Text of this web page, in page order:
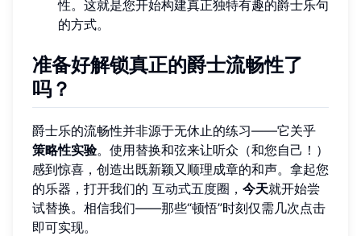
性。这就是您开始构建真正独特有趣的爵士乐句
的方式。
准备好解锁真正的爵士流畅性了
吗？
爵士乐的流畅性并非源于无休止的练习——它关乎
策略性实验。使用替换和弦来让听众（和您自己！）
感到惊喜，创造出既新颖又顺理成章的和声。拿起您
的乐器，打开我们的 互动式五度圈 ， 今天就开始尝
试替换。相信我们——那些“顿悟”时刻仅需几次点击
即可实现。